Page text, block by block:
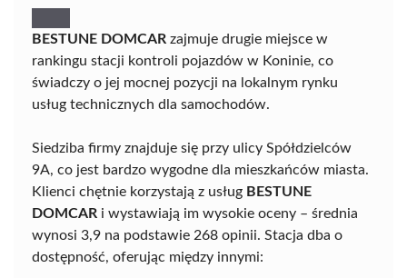
BESTUNE DOMCAR zajmuje drugie miejsce w
rankingu stacji kontroli pojazdów w Koninie, co
świadczy o jej mocnej pozycji na lokalnym rynku
usług technicznych dla samochodów.
Siedziba firmy znajduje się przy ulicy Spółdzielców
9A, co jest bardzo wygodne dla mieszkańców miasta.
Klienci chętnie korzystają z usług BESTUNE
DOMCAR i wystawiają im wysokie oceny – średnia
wynosi 3,9 na podstawie 268 opinii. Stacja dba o
dostępność, oferując między innymi: